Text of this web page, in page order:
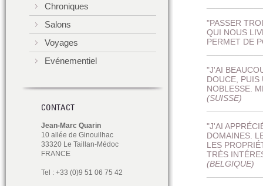
"PASSER
QUI NOUS
PERMET DE
"J'AI
DOUCE, PUIS
NOBLESSE.
(SUISSE)
"J'AI
DOMAINES.
LES
TRÈS
(BELGIQUE)
Chroniques
Salons
Voyages
Evénementiel
CONTACT
Jean-Marc Quarin
10 allée de Ginouilhac
33320 Le Taillan-Médoc
FRANCE
Tel : +33 (0)9 51 06 75 42